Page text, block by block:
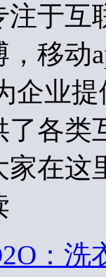
注于互
，移动
企业
了各类
家在这
：洗